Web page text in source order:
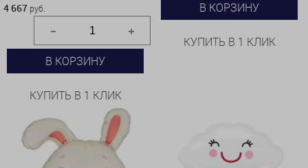
4 667 руб.
В КОРЗИНУ
КУПИТЬ В 1 КЛИК
В КОРЗИНУ
КУПИТЬ В 1 КЛИК